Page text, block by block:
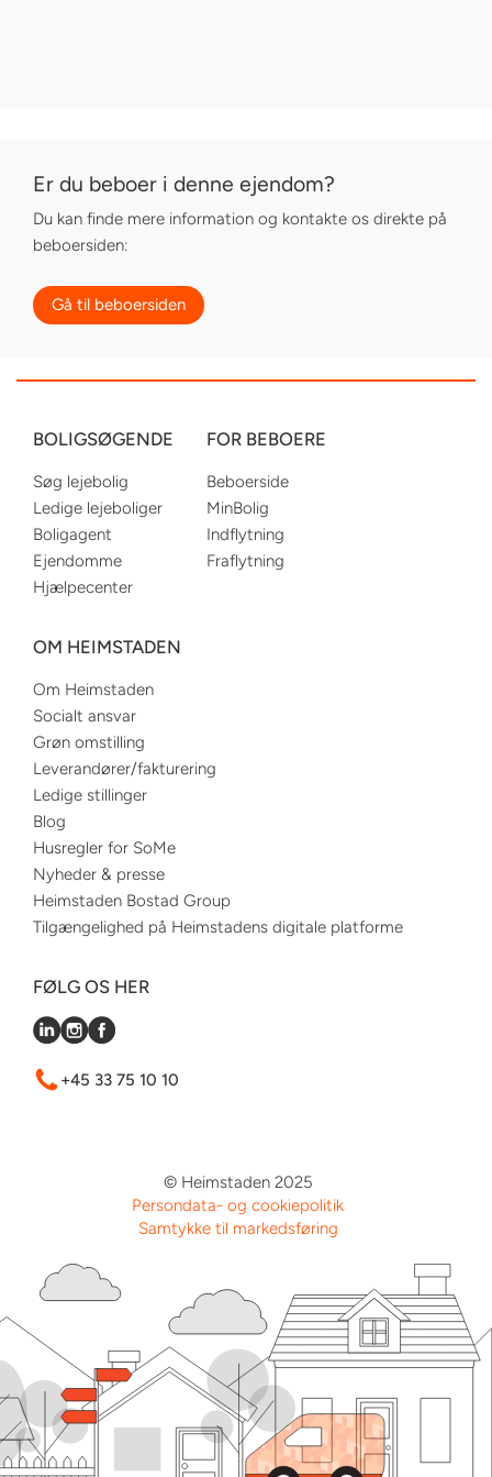
Er du beboer i denne ejendom?
Du kan finde mere information og kontakte os direkte på
beboersiden:
Gå til beboersiden
BOLIGSØGENDE
Søg lejebolig
Ledige lejeboliger
Boligagent
Ejendomme
Hjælpecenter
FOR BEBOERE
Beboerside
MinBolig
Indflytning
Fraflytning
OM HEIMSTADEN
Om Heimstaden
Socialt ansvar
Grøn omstilling
Leverandører/fakturering
Ledige stillinger
Blog
Husregler for SoMe
Nyheder & presse
Heimstaden Bostad Group
Tilgængelighed på Heimstadens digitale platforme
FØLG OS HER
+45 33 75 10 10
© Heimstaden 2025
Persondata- og cookiepolitik
Samtykke til markedsføring